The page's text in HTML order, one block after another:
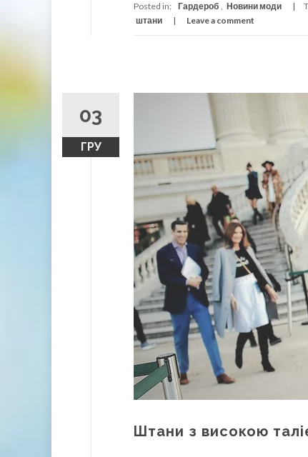
Posted in: Гардероб , Новини моди
штани
Leave a comment
03
ГРУ
Штани з високою